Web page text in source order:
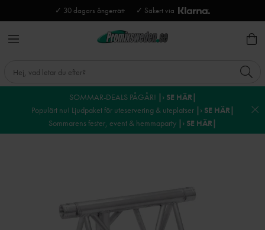
✓ 30 dagars ångerrätt ✓ Säkert via
SOMMAR-DEALS PÅGÅR! |› SE HÄR|
Populärt nu! Ljudpaket för uteservering & uteplatser |› SE HÄR|
Sommarens fester, event & hemmaparty |› SE HÄR|